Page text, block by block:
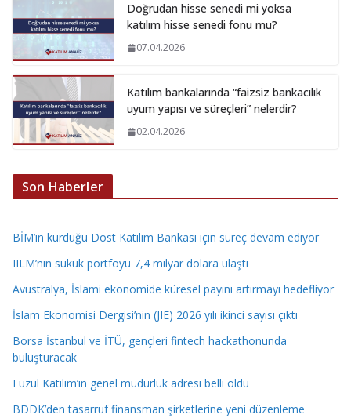
Doğrudan hisse senedi mi yoksa
katılım hisse senedi fonu mu?
07.04.2026
Katılım bankalarında “faizsiz bankacılık
uyum yapısı ve süreçleri” nelerdir?
02.04.2026
Son Haberler
BİM’in kurduğu Dost Katılım Bankası için süreç devam ediyor
IILM’nin sukuk portföyü 7,4 milyar dolara ulaştı
Avustralya, İslami ekonomide küresel payını artırmayı hedefliyor
İslam Ekonomisi Dergisi’nin (JIE) 2026 yılı ikinci sayısı çıktı
Borsa İstanbul ve İTÜ, gençleri fintech hackathonunda
buluşturacak
Fuzul Katılım’ın genel müdürlük adresi belli oldu
BDDK’den tasarruf finansman şirketlerine yeni düzenleme